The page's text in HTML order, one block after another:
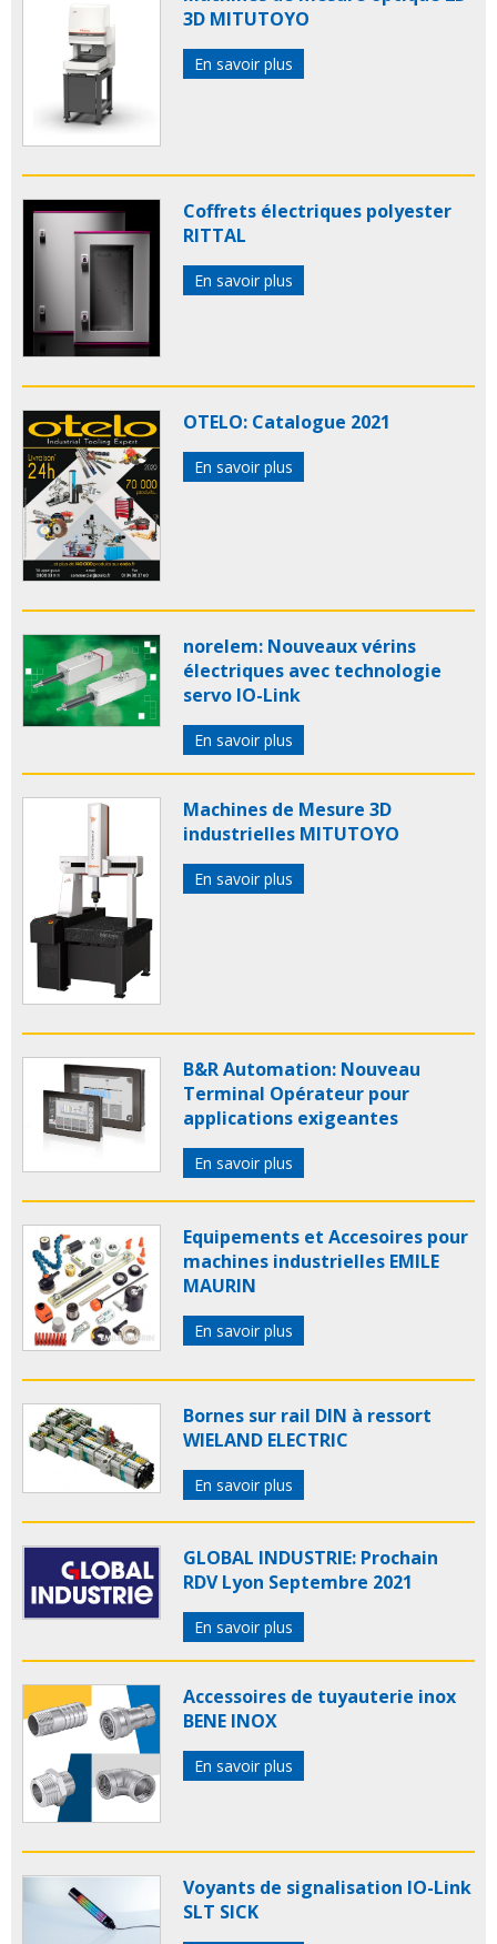
3D MITUTOYO
En savoir plus
Coffrets électriques polyester
RITTAL
En savoir plus
OTELO: Catalogue 2021
En savoir plus
norelem: Nouveaux vérins
électriques avec technologie
servo IO-Link
En savoir plus
Machines de Mesure 3D
industrielles MITUTOYO
En savoir plus
B&R Automation: Nouveau
Terminal Opérateur pour
applications exigeantes
En savoir plus
Equipements et Accesoires pour
machines industrielles EMILE
MAURIN
En savoir plus
Bornes sur rail DIN à ressort
WIELAND ELECTRIC
En savoir plus
GLOBAL INDUSTRIE: Prochain
RDV Lyon Septembre 2021
En savoir plus
Accessoires de tuyauterie inox
BENE INOX
En savoir plus
Voyants de signalisation IO-Link
SLT SICK